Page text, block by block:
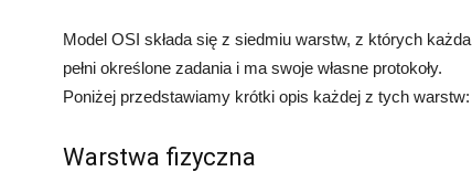
Model OSI składa się z siedmiu warstw, z których każda
pełni określone zadania i ma swoje własne protokoły.
Poniżej przedstawiamy krótki opis każdej z tych warstw:
Warstwa fizyczna